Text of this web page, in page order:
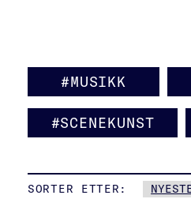
#MUSIKK
#SCENEKUNST
SORTER ETTER: